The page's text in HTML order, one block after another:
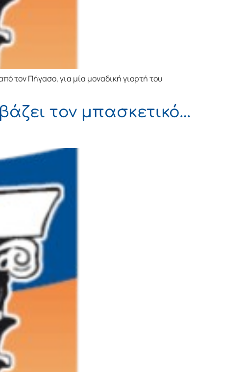
τον Πήγασο, για μία μοναδική γιορτή του
τον μπασκετικό…